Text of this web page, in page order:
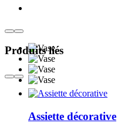
Produits liés
Assiette décorative